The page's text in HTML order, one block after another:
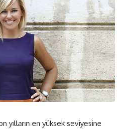
yılların en yüksek seviyesine